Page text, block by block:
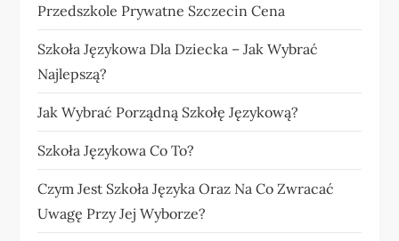
Przedszkole Prywatne Szczecin Cena
Szkoła Językowa Dla Dziecka – Jak Wybrać
Najlepszą?
Jak Wybrać Porządną Szkołę Językową?
Szkoła Językowa Co To?
Czym Jest Szkoła Języka Oraz Na Co Zwracać
Uwagę Przy Jej Wyborze?